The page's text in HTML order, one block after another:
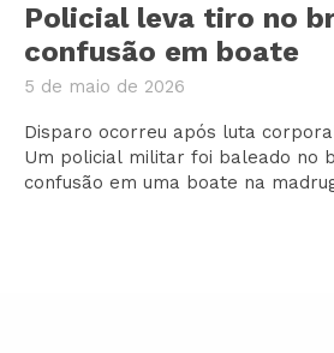
Policial leva tiro no
confusão em boate
5 de maio de 2026
Disparo ocorreu após luta
Um policial militar foi baleado no
confusão em uma boate na